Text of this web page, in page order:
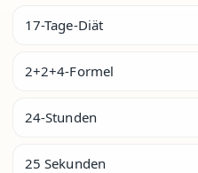
17-Tage-Diät
2+2+4-Formel
24-Stunden
25 Sekunden